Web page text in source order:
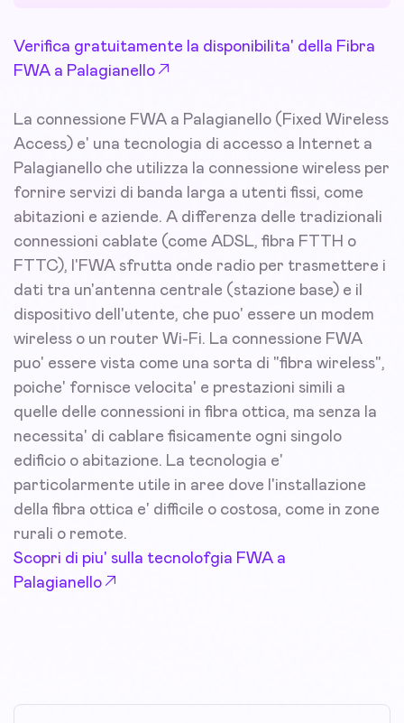
Verifica gratuitamente la disponibilita' della Fibra
FWA a Palagianello
La connessione FWA a Palagianello (Fixed Wireless
Access) e' una tecnologia di accesso a Internet a
Palagianello che utilizza la connessione wireless per
fornire servizi di banda larga a utenti fissi, come
abitazioni e aziende. A differenza delle tradizionali
connessioni cablate (come ADSL, fibra FTTH o
FTTC), l'FWA sfrutta onde radio per trasmettere i
dati tra un'antenna centrale (stazione base) e il
dispositivo dell'utente, che puo' essere un modem
wireless o un router Wi-Fi. La connessione FWA
puo' essere vista come una sorta di "fibra wireless",
poiche' fornisce velocita' e prestazioni simili a
quelle delle connessioni in fibra ottica, ma senza la
necessita' di cablare fisicamente ogni singolo
edificio o abitazione. La tecnologia e'
particolarmente utile in aree dove l'installazione
della fibra ottica e' difficile o costosa, come in zone
rurali o remote.
Scopri di piu' sulla tecnolofgia FWA a
Palagianello